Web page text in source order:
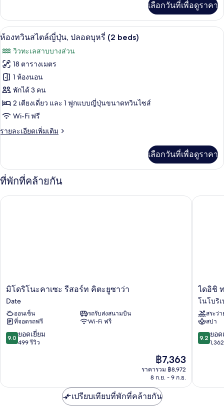
บุหรี่
(Japanese
Style)
เกี่ยว
กับ
ห้อง
ชัน
นัล,
ปลอด
บุหรี่
(Japanese
Style)
เลือกวันที่เพื่อดูราคา
เปิด
ภาพถ่าย
ทั้งหมด
ของ
ห้อง
ทวิ
น
สไตล์
ปลอด
บุหรี่
beds)
ห้องทวินสไตล์ญี่ปุ่น, ปลอดบุหรี่ (2
7
ห้องทวินสไตล์ญี่ปุ่น, ปลอดบุหรี่ (2 beds)
วิวทะเลสาบบางส่วน
18 ตารางเมตร
1 ห้องนอน
พักได้ 3 คน
2 เตียงเดี่ยว และ 1 ฟูกแบบญี่ปุ่นขนาดทวินไซส์
Wi-Fi ฟรี
รายละเอียดเพิ่มเติม
ราย
เกี่ยว
กับ
ห้อง
ทวิ
น
เลือกวันที่เพื่อดูราคา
ที่พักที่คล้ายกัน
มิ
โด
ริ
โนะ
คา
เซะ
รีสอร์ท
ว่า
มิโดริโนะคาเซะ รีสอร์ท คิตะยูซาว่า
Date
ออนเซ็น
รถรับส่งสนามบิน
ที่จอดรถฟรี
Wi-Fi ฟรี
9.0
จาก
รีวิว
9.0 ยอดเยี่ยม
499 รีวิว
ราคา
ปัจจุบัน
คือ
฿7,363
ราคารวม ฿8,972
8 ก.ย. - 9 ก.ย.
มิโดริโนะคาเซะ รีสอร์ท คิตะยูซาว่า
ได
อิชิ
ทา
คิ
โม
โตะคัง
โน
น
ไดอิชิ
โนโบริ
สระว่
สปา
9.2
จาก
รีวิว
9.2 ยอด
ไดอิชิ ท
เปรียบเทียบที่พักที่คล้ายกัน